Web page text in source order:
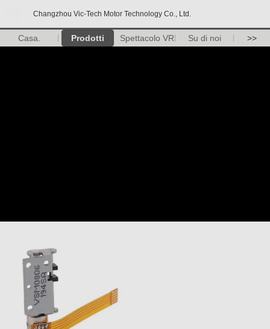
Changzhou Vic-Tech Motor Technology Co., Ltd.
Casa. Prodotti Spettacolo VR Su di noi >>